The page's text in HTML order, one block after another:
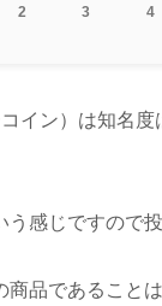
2 3 4
イン）は知名度
感じですので
商品であること